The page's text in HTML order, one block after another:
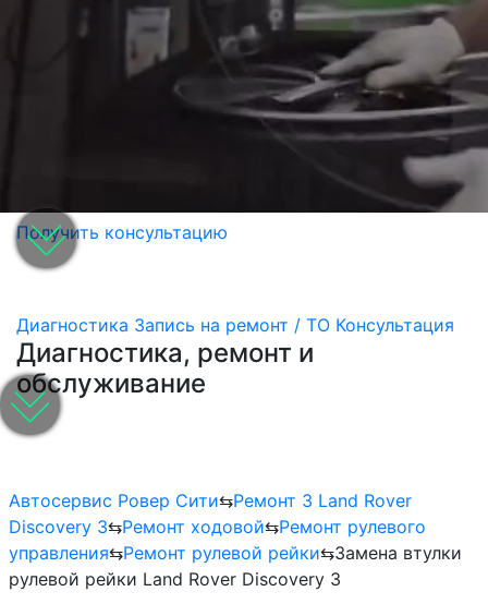
Получить консультацию
Диагностика Запись на ремонт / ТО Консультация
Диагностика, ремонт и
обслуживание
Автосервис Ровер Сити⇆Ремонт 3 Land Rover
Discovery 3⇆Ремонт ходовой⇆Ремонт рулевого
управления⇆Ремонт рулевой рейки⇆Замена втулки
рулевой рейки Land Rover Discovery 3